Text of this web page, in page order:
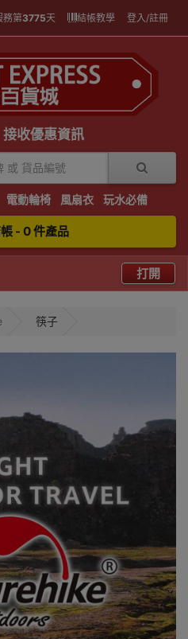
務第3775天 結帳教學 登入/註冊
接收優惠資訊
電動輪椅 風扇衣 玩水必備
- 0 件產品
打開
筷子